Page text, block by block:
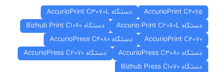
AccurioPrint C4065
دستگاه AccurioPrint C3070L
دستگاه Accurio Print C2060L
دستگاه Bizhub Print C1060
AccurioPrint C4070
دستگاه AccurioPress C4080
دستگاه AccurioPress C3080
دستگاه AccurioPress C2070
دستگاه Bizhub Press C1070